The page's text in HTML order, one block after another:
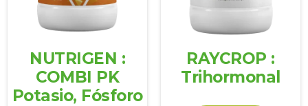
NUTRIGEN :
COMBI PK
Potasio, Fósforo
RAYCROP :
Trihormonal